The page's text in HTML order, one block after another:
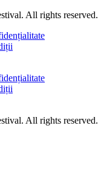
All rights reserved.
All rights reserved.